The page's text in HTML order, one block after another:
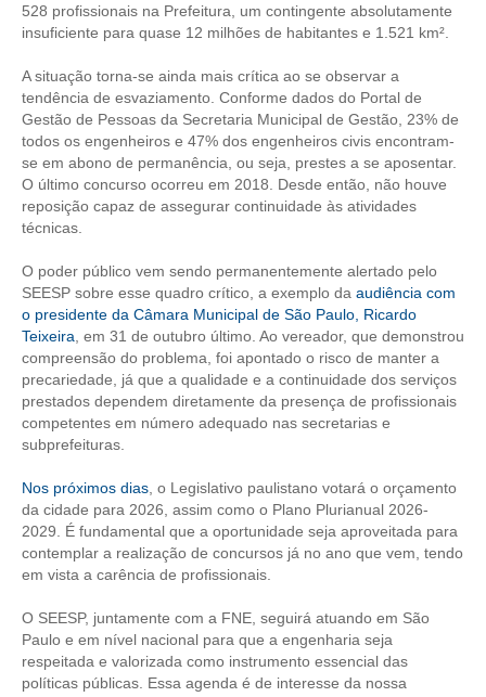
EMPREGO E ESTÁGIO
CARREIRA
AUTÔNOMOS E SERVIÇOS
NEWSLETTER
GUIA DAS ENGENHARIAS
CURSOS
ENGENHEIRO EMPREENDEDOR
SEESP EDUCAÇÃO
PLATAFORMAS GRATUITAS
APOSENTADORIA
CONVÊNIOS
SEESPPREV
528 profissionais na Prefeitura, um contingente absolutamente
insuficiente para quase 12 milhões de habitantes e 1.521 km².
A situação torna-se ainda mais crítica ao se observar a
tendência de esvaziamento. Conforme dados do Portal de
Gestão de Pessoas da Secretaria Municipal de Gestão, 23% de
todos os engenheiros e 47% dos engenheiros civis encontram-
se em abono de permanência, ou seja, prestes a se aposentar.
O último concurso ocorreu em 2018. Desde então, não houve
reposição capaz de assegurar continuidade às atividades
técnicas.
O poder público vem sendo permanentemente alertado pelo
SEESP sobre esse quadro crítico, a exemplo da audiência com
o presidente da Câmara Municipal de São Paulo, Ricardo
Teixeira , em 31 de outubro último. Ao vereador, que demonstrou
compreensão do problema, foi apontado o risco de manter a
precariedade, já que a qualidade e a continuidade dos serviços
prestados dependem diretamente da presença de profissionais
competentes em número adequado nas secretarias e
subprefeituras.
Nos próximos dias , o Legislativo paulistano votará o orçamento
da cidade para 2026, assim como o Plano Plurianual 2026-
2029. É fundamental que a oportunidade seja aproveitada para
contemplar a realização de concursos já no ano que vem, tendo
em vista a carência de profissionais.
O SEESP, juntamente com a FNE, seguirá atuando em São
Paulo e em nível nacional para que a engenharia seja
respeitada e valorizada como instrumento essencial das
políticas públicas. Essa agenda é de interesse da nossa